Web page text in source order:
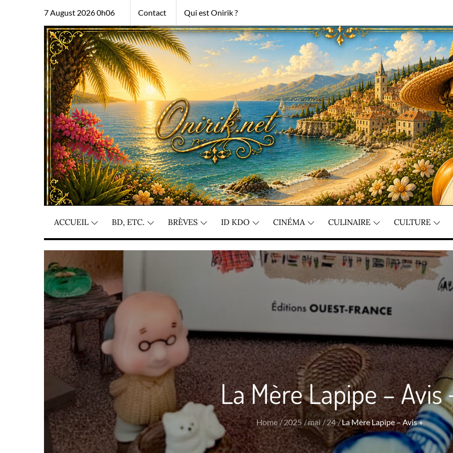
7 August 2026 0h06 Contact Qui est Onirik ?
ACCUEIL BD, ETC. BRÈVES ID KDO CINÉMA CULINAIRE CULTURE
La Mère Lapipe – Avis
Home 2025 mai 24 La Mère Lapipe – Avis +